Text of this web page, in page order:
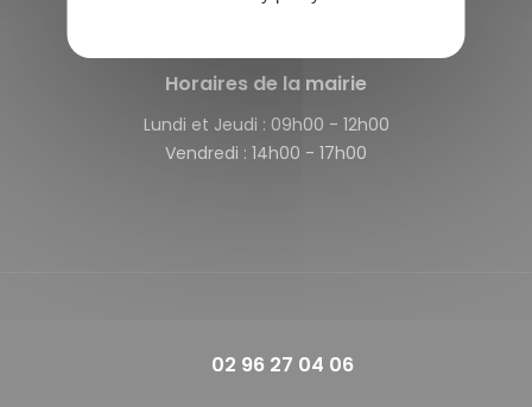
France
Horaires de la mairie
Lundi et Jeudi : 09h00 - 12h00
Vendredi : 14h00 - 17h00
02 96 27 04 06